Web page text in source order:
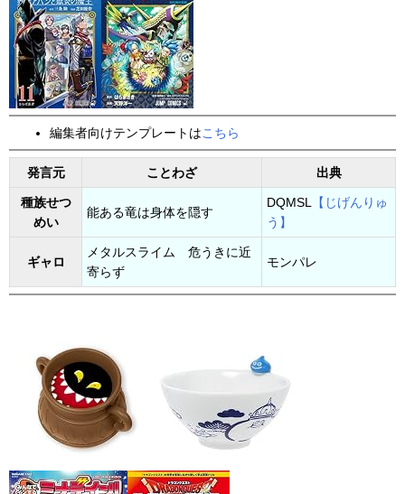
編集者向けテンプレートはこちら
発言元 ことわざ 出典
種族せつ
めい
能ある竜は身体を隠す
DQMSL
【じげんりゅ
う】
ギャロ
メタルスライム 危うきに近
寄らず
モンパレ